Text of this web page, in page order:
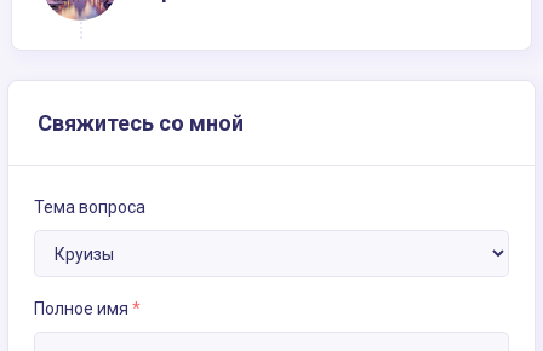
Свяжитесь со мной
Тема вопроса
Полное имя *